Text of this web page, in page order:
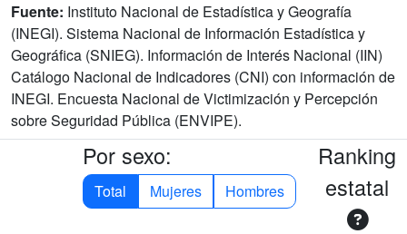
Fuente: Instituto Nacional de Estadística y Geografía
(INEGI). Sistema Nacional de Información Estadística y
Geográfica (SNIEG). Información de Interés Nacional (IIN)
Catálogo Nacional de Indicadores (CNI) con información de
INEGI. Encuesta Nacional de Victimización y Percepción
sobre Seguridad Pública (ENVIPE).
Por sexo:
Total Mujeres Hombres
Ranking
estatal